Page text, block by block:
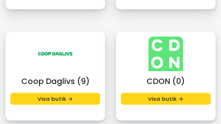
Coop Daglivs (9)
Visa butik →
CDON (0)
Visa butik →